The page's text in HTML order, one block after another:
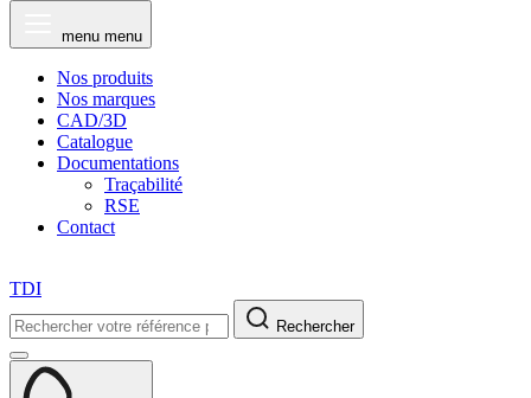
menu menu
Nos produits
Nos marques
CAD/3D
Catalogue
Documentations
Traçabilité
RSE
Contact
TDI
Rechercher